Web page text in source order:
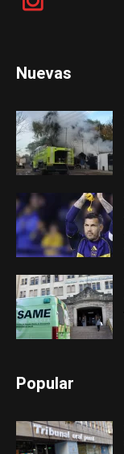
Nuevas
Popular